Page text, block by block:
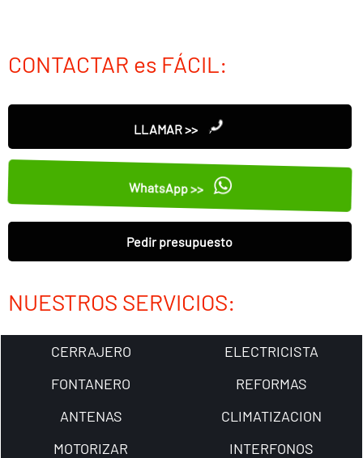
CONTACTAR es FÁCIL:
LLAMAR >>
WhatsApp >>
Pedir presupuesto
NUESTROS SERVICIOS:
CERRAJERO
ELECTRICISTA
FONTANERO
REFORMAS
ANTENAS
CLIMATIZACION
MOTORIZAR
INTERFONOS